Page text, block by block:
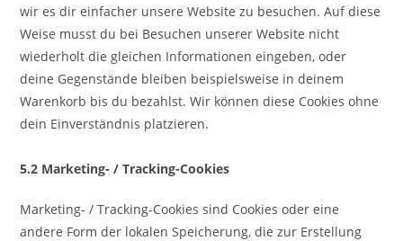
wir es dir einfacher unsere Website zu besuchen. Auf diese
Weise musst du bei Besuchen unserer Website nicht
wiederholt die gleichen Informationen eingeben, oder
deine Gegenstände bleiben beispielsweise in deinem
Warenkorb bis du bezahlst. Wir können diese Cookies ohne
dein Einverständnis platzieren.
5.2 Marketing- / Tracking-Cookies
Marketing- / Tracking-Cookies sind Cookies oder eine
andere Form der lokalen Speicherung, die zur Erstellung